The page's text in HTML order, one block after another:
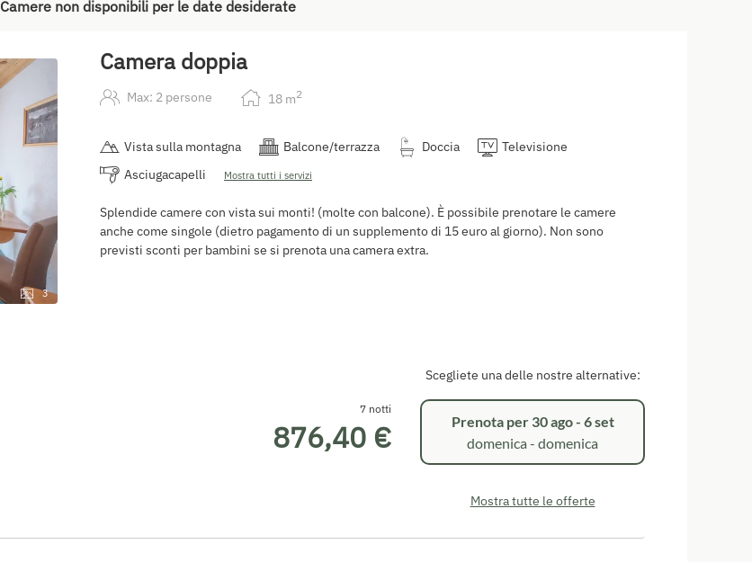
Camere non disponibili per le date desiderate
3
Camera doppia
Max: 2 persone 18 m2
Vista sulla montagna Balcone/terrazza Doccia
Televisione
Asciugacapelli
Mostra tutti i servizi
Splendide camere con vista sui monti! (molte con balcone). È possibile prenotare le camere
anche come singole (dietro pagamento di un supplemento di 15 euro al giorno). Non sono
previsti sconti per bambini se si prenota una camera extra.
Scegliete una delle nostre alternative:
7 notti
876,40 € Prenota per 30 ago - 6 set
domenica - domenica
Mostra tutte le offerte